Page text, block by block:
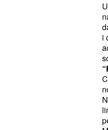
Fra i
i